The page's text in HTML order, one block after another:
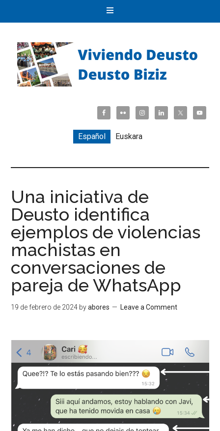
Español Euskara
Una iniciativa de
Deusto identifica
ejemplos de violencias
machistas en
conversaciones de
pareja de WhatsApp
19 de febrero de 2024 byabores Leave a Comment